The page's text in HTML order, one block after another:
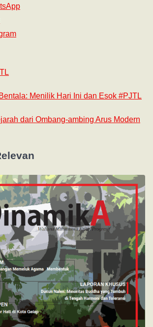
Menilik Hari Ini dan Esok #PJTL
dari Ombang-ambing Arus Modern